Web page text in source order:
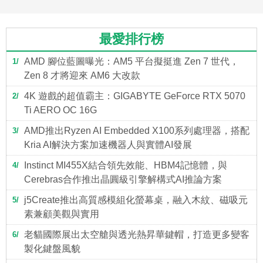
最愛排行榜
1
AMD 腳位藍圖曝光：AM5 平台擬挺進 Zen 7 世代，
Zen 8 才將迎來 AM6 大改款
2
4K 遊戲的超值霸主：GIGABYTE GeForce RTX 5070
Ti AERO OC 16G
3
AMD推出Ryzen AI Embedded X100系列處理器，搭配
Kria AI解決方案加速機器人與實體AI發展
4
Instinct MI455X結合領先效能、HBM4記憶體，與
Cerebras合作推出晶圓級引擎解構式AI推論方案
5
j5Create推出高質感模組化螢幕桌，融入木紋、磁吸元
素兼顧美觀與實用
6
老貓國際展出太空艙與透光熱昇華鍵帽，打造更多變客
製化鍵盤風貌